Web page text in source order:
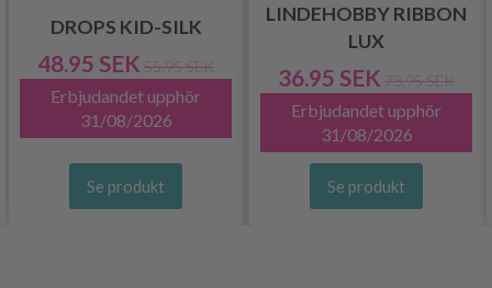
DROPS KID-SILK
48.95 SEK 55.95 SEK
Erbjudandet upphör
31/08/2026
Se produkt
LINDEHOBBY RIBBON
LUX
36.95 SEK 73.95 SEK
Erbjudandet upphör
31/08/2026
Se produkt